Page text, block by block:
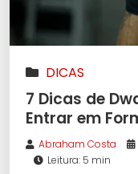
DICAS
7 Dicas de
Entrar em
Abraham Costa
Leitura: 5 min